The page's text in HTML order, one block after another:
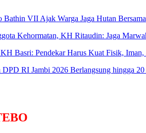
VII Ajak Warga Jaga Hutan Bersama
Kehormatan, KH Ritaudin: Jaga
Basri: Pendekar Harus Kuat Fisik,
RI Jambi 2026 Berlangsung hingga 20